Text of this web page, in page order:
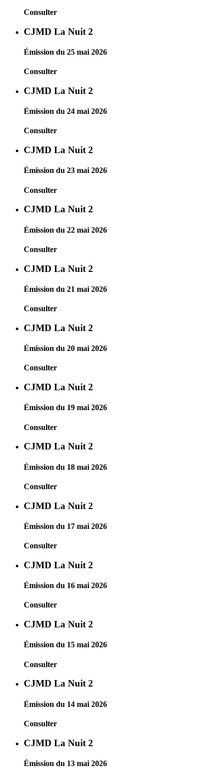
Consulter
CJMD La Nuit 2
Émission du 25 mai 2026
Consulter
CJMD La Nuit 2
Émission du 24 mai 2026
Consulter
CJMD La Nuit 2
Émission du 23 mai 2026
Consulter
CJMD La Nuit 2
Émission du 22 mai 2026
Consulter
CJMD La Nuit 2
Émission du 21 mai 2026
Consulter
CJMD La Nuit 2
Émission du 20 mai 2026
Consulter
CJMD La Nuit 2
Émission du 19 mai 2026
Consulter
CJMD La Nuit 2
Émission du 18 mai 2026
Consulter
CJMD La Nuit 2
Émission du 17 mai 2026
Consulter
CJMD La Nuit 2
Émission du 16 mai 2026
Consulter
CJMD La Nuit 2
Émission du 15 mai 2026
Consulter
CJMD La Nuit 2
Émission du 14 mai 2026
Consulter
CJMD La Nuit 2
Émission du 13 mai 2026